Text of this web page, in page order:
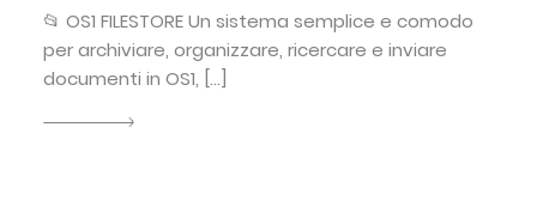
📂 OS1 FILESTORE Un sistema semplice e comodo
per archiviare, organizzare, ricercare e inviare
documenti in OS1, […]